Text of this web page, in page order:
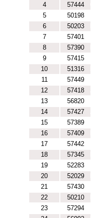
4 57444
5
50198
6
50203
7
57401
8
57390
9
57415
10
51316
11
57449
12
57418
13
56820
14
57427
15
57389
16
57409
17
57442
18
57345
19
52283
20
52029
21
57430
22
50210
23
57294